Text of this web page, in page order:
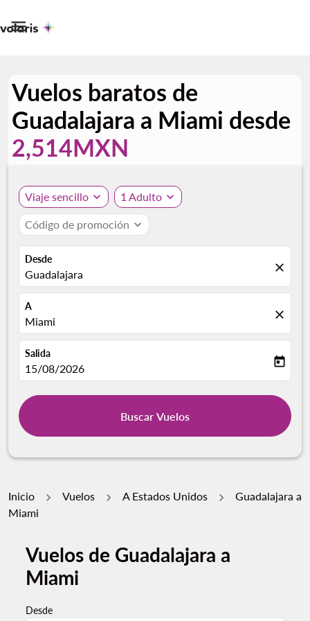

Vuelos baratos de
Guadalajara a Miami desde
2,514MXN
Viaje sencillo expand_more 1 Adulto expand_more
Código de promoción expand_more
Desde
Guadalajara close
A
Miami close
Salida
fc-booking-departure-date-aria-label
15/08/2026 today
Buscar Vuelos
Inicio Vuelos A Estados Unidos
Guadalajara a
Miami
Vuelos de Guadalajara a
Miami
Desde